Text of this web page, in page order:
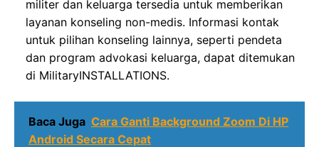
militer dan keluarga tersedia untuk memberikan
layanan konseling non-medis. Informasi kontak
untuk pilihan konseling lainnya, seperti pendeta
dan program advokasi keluarga, dapat ditemukan
di MilitaryINSTALLATIONS.
Baca Juga Cara Ganti Background Zoom Di HP
Android Secara Cepat